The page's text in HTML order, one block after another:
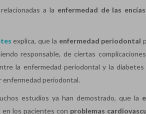
a la enfermedad de las encías
explica, que la enfermedad periodontal
responsable, de ciertas
la enfermedad periodontal y la
enfermedad periodontal.
estudios ya han demostrado, que la
los pacientes con problemas